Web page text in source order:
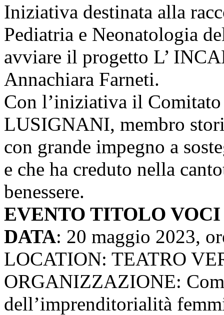
Iniziativa destinata alla
Pediatria e Neonatologia
avviare il progetto L’
Annachiara Farneti.
Con l’iniziativa il
LUSIGNANI, membro
con grande impegno a
e che ha creduto nella
benessere.
EVENTO TITOLO
DATA: 20 maggio 2023,
LOCATION: TEATRO
ORGANIZZAZIONE:
dell’imprenditorialità